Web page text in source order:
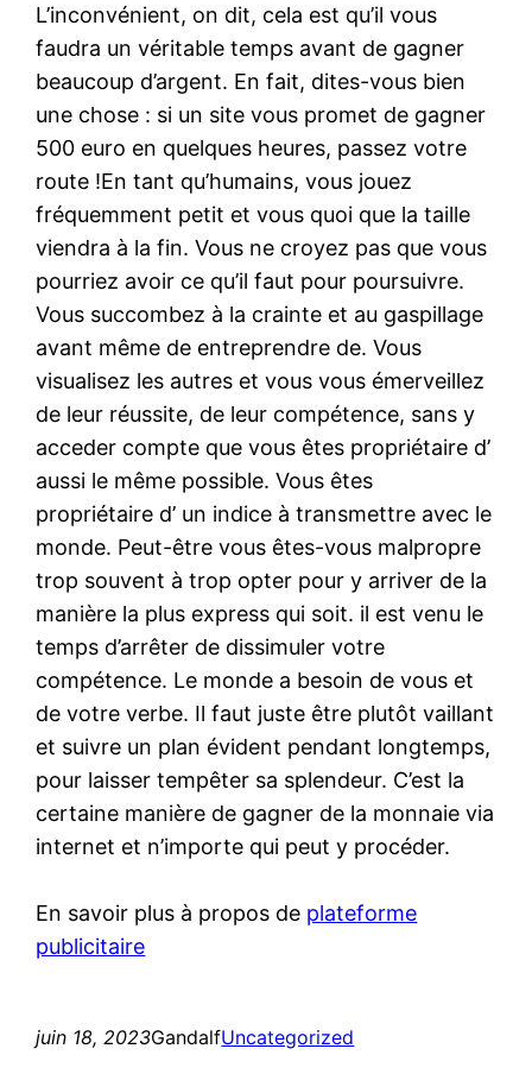
L’inconvénient, on dit, cela est qu’il vous
faudra un véritable temps avant de gagner
beaucoup d’argent. En fait, dites-vous bien
une chose : si un site vous promet de gagner
500 euro en quelques heures, passez votre
route !En tant qu’humains, vous jouez
fréquemment petit et vous quoi que la taille
viendra à la fin. Vous ne croyez pas que vous
pourriez avoir ce qu’il faut pour poursuivre.
Vous succombez à la crainte et au gaspillage
avant même de entreprendre de. Vous
visualisez les autres et vous vous émerveillez
de leur réussite, de leur compétence, sans y
acceder compte que vous êtes propriétaire d’
aussi le même possible. Vous êtes
propriétaire d’ un indice à transmettre avec le
monde. Peut-être vous êtes-vous malpropre
trop souvent à trop opter pour y arriver de la
manière la plus express qui soit. il est venu le
temps d’arrêter de dissimuler votre
compétence. Le monde a besoin de vous et
de votre verbe. Il faut juste être plutôt vaillant
et suivre un plan évident pendant longtemps,
pour laisser tempêter sa splendeur. C’est la
certaine manière de gagner de la monnaie via
internet et n’importe qui peut y procéder.
En savoir plus à propos de plateforme
publicitaire
juin 18, 2023GandalfUncategorized